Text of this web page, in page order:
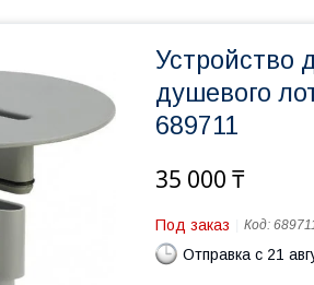
Устройство
душевого
689711
35 000 ₸
Под заказ Код:
Отправка с 21